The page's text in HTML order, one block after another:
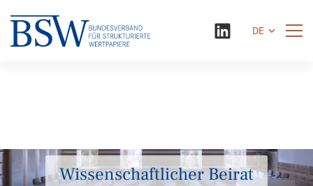
DE
Wissenschaftlicher Beirat